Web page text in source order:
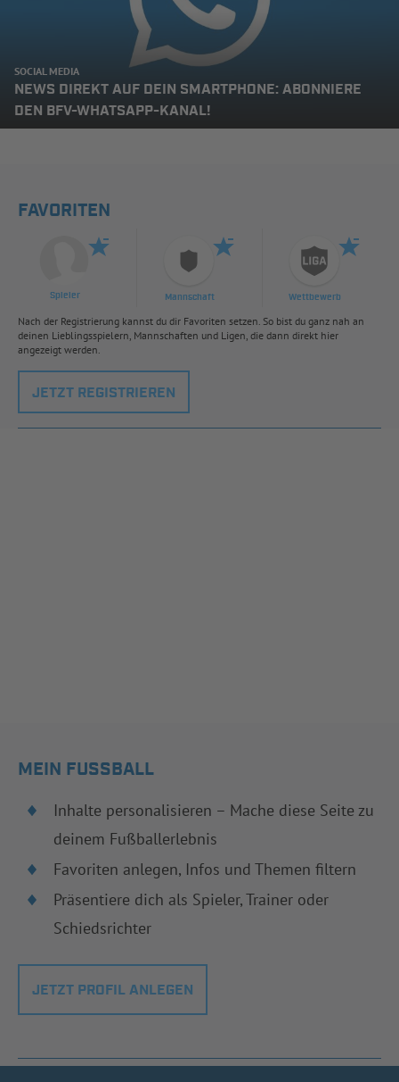
SOCIAL MEDIA
NEWS DIREKT AUF DEIN SMARTPHONE: ABONNIERE
DEN BFV-WHATSAPP-KANAL!
FAVORITEN
Spieler Mannschaft Wettbewerb
Nach der Registrierung kannst du dir Favoriten setzen. So bist du ganz nah an
deinen Lieblingsspielern, Mannschaften und Ligen, die dann direkt hier
angezeigt werden.
JETZT REGISTRIEREN
MEIN FUSSBALL
Inhalte personalisieren – Mache diese Seite zu
deinem Fußballerlebnis
Favoriten anlegen, Infos und Themen filtern
Präsentiere dich als Spieler, Trainer oder
Schiedsrichter
JETZT PROFIL ANLEGEN